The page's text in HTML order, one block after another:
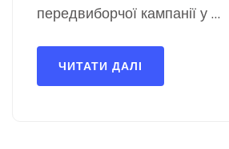
передвиборчої кампанії у …
ЧИТАТИ ДАЛІ